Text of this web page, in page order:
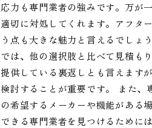
応力も専門業者の強みです。万が
適切に対処してくれます。アフタ
う点も大きな魅力と言えるでしょ
では、他の選択肢と比べて見積も
提供している裏返しとも言えます
検討することが重要です。 また、
の希望するメーカーや機能がある
できる専門業者を見つけるために